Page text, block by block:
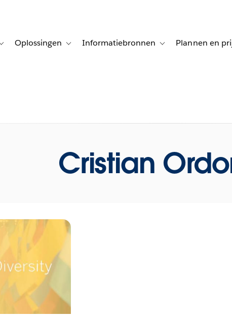
Toggle sub-navigation for Klanten aan het woord
Oplossingen Toggle sub-navigation for Oplossingen
Informatiebronnen Toggle sub-navigation
Plannen en
Cristian